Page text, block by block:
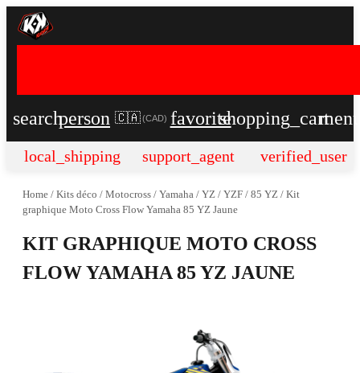
searchperson 🇨🇦 (CAD) favoriteshopping_cart
local_shipping support_agent verified_user
Home / Kits déco / Motocross / Yamaha / YZ / YZF / 85 YZ / Kit
graphique Moto Cross Flow Yamaha 85 YZ Jaune
KIT GRAPHIQUE MOTO CROSS
FLOW YAMAHA 85 YZ JAUNE